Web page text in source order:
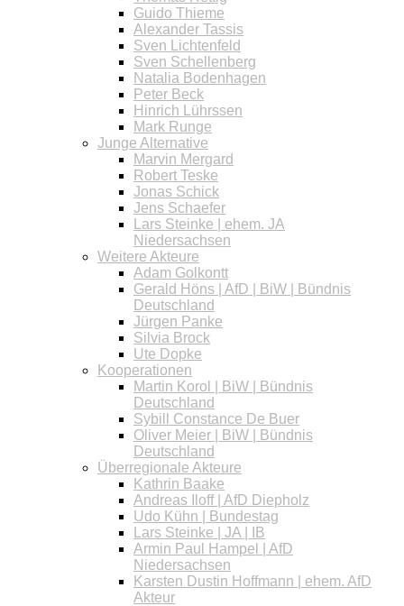
Guido Thieme
Alexander Tassis
Sven Lichtenfeld
Sven Schellenberg
Natalia Bodenhagen
Peter Beck
Hinrich Lührssen
Mark Runge
Junge Alternative
Marvin Mergard
Robert Teske
Jonas Schick
Jens Schaefer
Lars Steinke | ehem. JA
Niedersachsen
Weitere Akteure
Adam Golkontt
Gerald Höns | AfD | BiW | Bündnis
Deutschland
Jürgen Panke
Silvia Brock
Ute Dopke
Kooperationen
Martin Korol | BiW | Bündnis
Deutschland
Sybill Constance De Buer
Oliver Meier | BiW | Bündnis
Deutschland
Überregionale Akteure
Kathrin Baake
Andreas Iloff | AfD Diepholz
Udo Kühn | Bundestag
Lars Steinke | JA | IB
Armin Paul Hampel | AfD
Niedersachsen
Karsten Dustin Hoffmann | ehem. AfD
Akteur